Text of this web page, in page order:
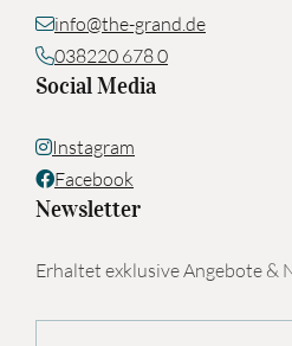
info@the-grand.de
038220 678 0
Social Media
Instagram
Facebook
Newsletter
Erhaltet exklusive Angebote &